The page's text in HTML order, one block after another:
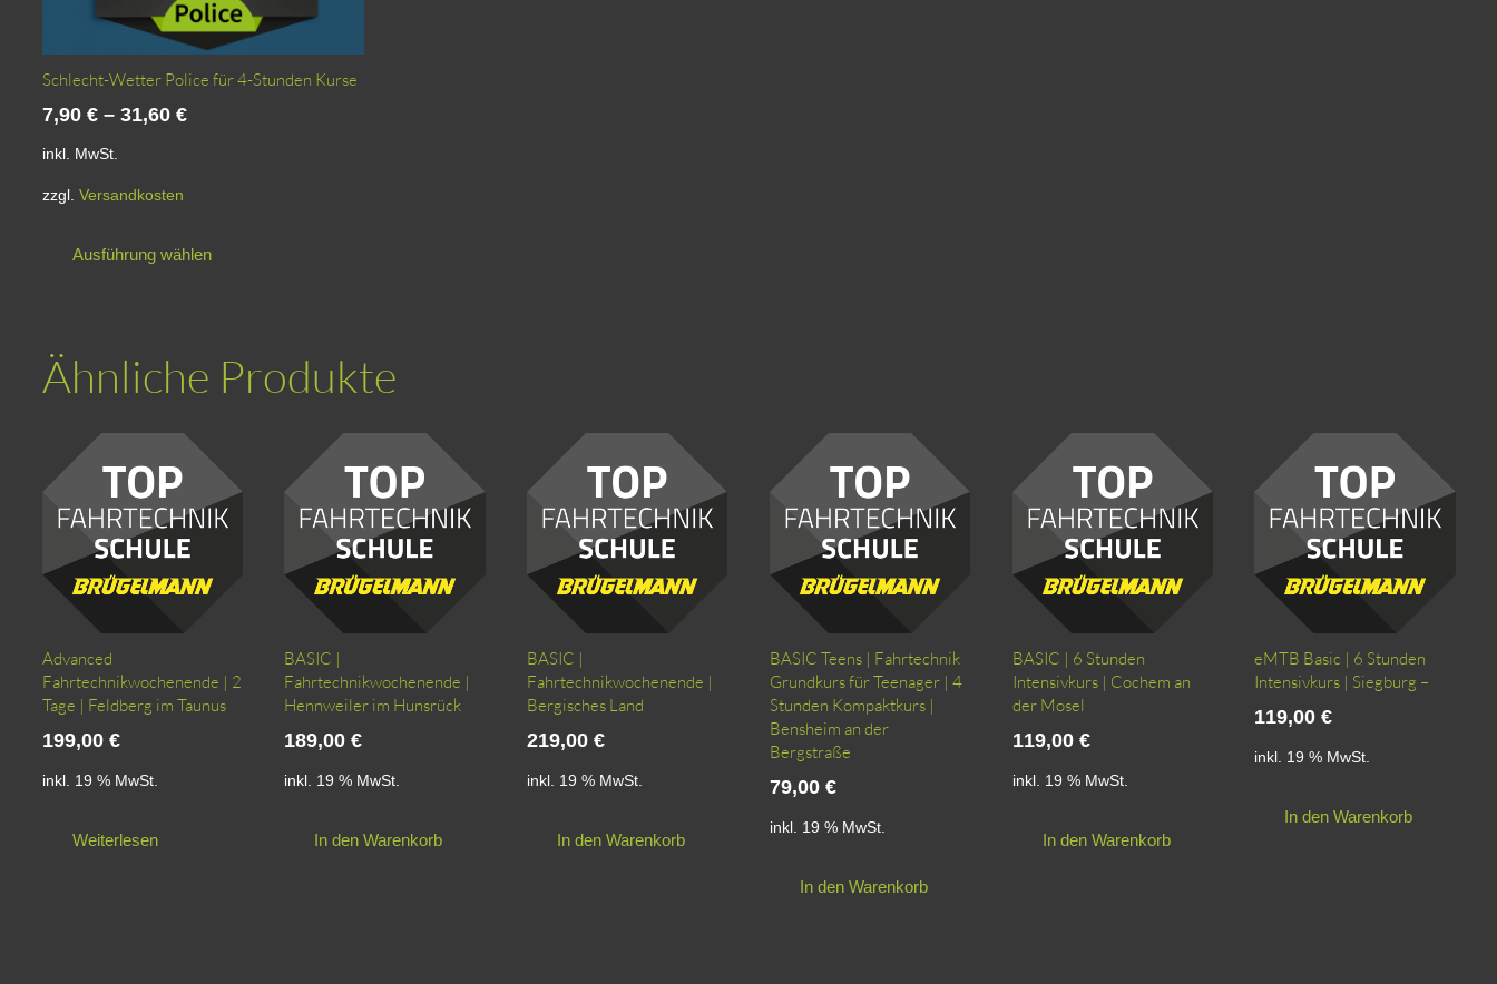
Schlecht-Wetter Police für 4-Stunden Kurse
7,90 €– 31,60 €
inkl. MwSt.
zzgl. Versandkosten
Ausführung wählen
auf.
Produktseite
gewählt
Ähnliche Produkte
Advanced
Fahrtechnikwochenende | 2
Tage | Feldberg im Taunus
199,00 €
inkl. 19 % MwSt.
Weiterlesen
BASIC |
Fahrtechnikwochenende |
Hennweiler im Hunsrück
189,00€
inkl. 19 % MwSt.
In den Warenkorb
BASIC |
Fahrtechnikwochenende |
Bergisches Land
219,00 €
inkl. 19 % MwSt.
In den Warenkorb
BASIC Teens | Fahrtechnik
Grundkurs für Teenager | 4
Stunden Kompaktkurs |
Bensheim an der
Bergstraße
79,00 €
inkl. 19 % MwSt.
In den Warenkorb
BASIC | 6 Stunden
Intensivkurs | Cochem an
der Mosel
119,00 €
inkl. 19 % MwSt.
In den Warenkorb
eMTB Basic | 6 Stunden
Intensivkurs | Siegburg –
119,00€
inkl. 19 % MwSt.
In den Warenkorb